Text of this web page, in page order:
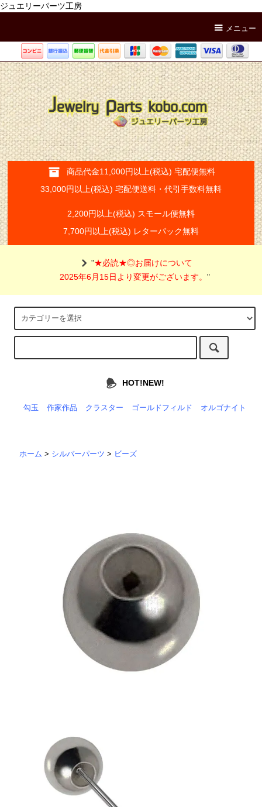
ジュエリーパーツ工房
メニュー
商品代金11,000円以上(税込) 宅配便無料
33,000円以上(税込) 宅配便送料・代引手数料無料
2,200円以上(税込) スモール便無料
7,700円以上(税込) レターパック無料
"★必読★◎お届けについて
2025年6月15日より変更がございます。"
HOT!NEW!
勾玉 作家作品 クラスター ゴールドフィルド オルゴナイト
ホーム > シルバーパーツ > ビーズ